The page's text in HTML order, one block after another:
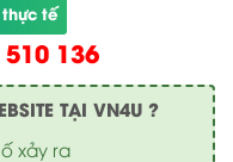
tế
136
TẠI VN4U ?
xảy ra